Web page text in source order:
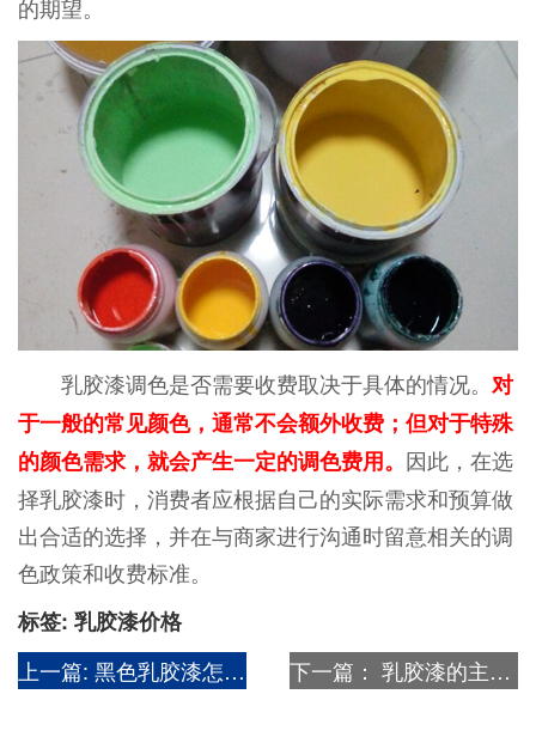
的期望。
乳胶漆调色是否需要收费取决于具体的情况。 对
于一般的常见颜色，通常不会额外收费；但对于特殊
的颜色需求，就会产生一定的调色费用。 因此，在选
择乳胶漆时，消费者应根据自己的实际需求和预算做
出合适的选择，并在与商家进行沟通时留意相关的调
色政策和收费标准。
标签: 乳胶漆价格
上一篇: 黑色乳胶漆怎么调出来? 下一篇： 乳胶漆的主要成分是什么?